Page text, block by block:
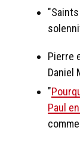
Pierre
Daniel
"
Paul